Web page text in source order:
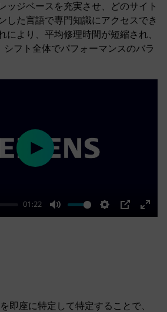
ッジベースを充実させ、どのサイト
した言語で専門知識にアクセスでき
により、平均修理時間が短縮され、
フト全体でパフォーマンスのバラ
01:22
Mute Settings
PIP
Enter
Play
即座に特定して特定することで、